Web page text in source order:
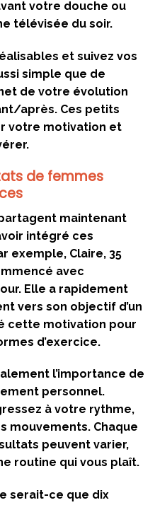
votre douche ou
télévisée du soir.
et suivez vos
simple que de
de votre évolution
après. Ces petits
votre motivation et
de femmes
maintenant
intégré ces
exemple, Claire, 35
avec
Elle a rapidement
vers son objectif d’un
cette motivation pour
d’exercice.
l’importance de
personnel.
à votre rythme,
mouvements. Chaque
peuvent varier,
routine qui vous plaît.
serait-ce que dix